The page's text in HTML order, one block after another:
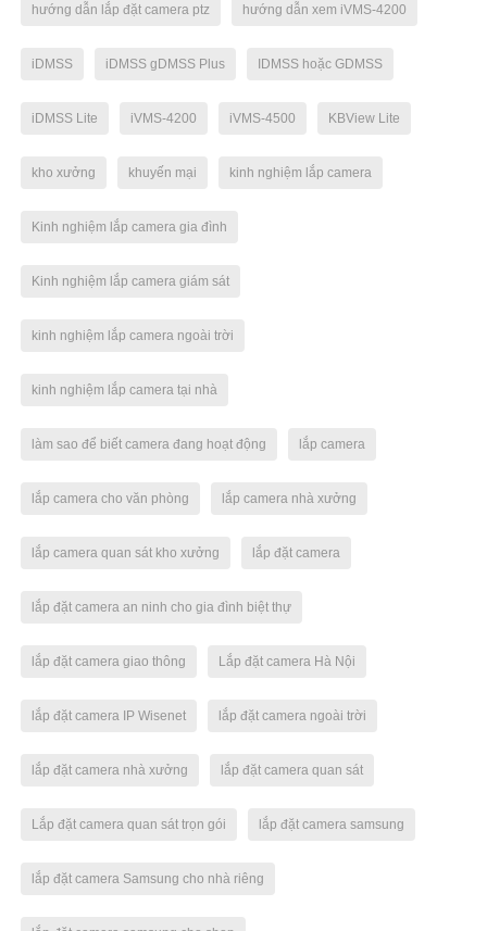
hướng dẫn lắp đặt camera ptz hướng dẫn xem iVMS-4200
iDMSS iDMSS gDMSS Plus IDMSS hoặc GDMSS
iDMSS Lite iVMS-4200 iVMS-4500 KBView Lite
kho xưởng khuyến mại kinh nghiệm lắp camera
Kinh nghiệm lắp camera gia đình
Kinh nghiệm lắp camera giám sát
kinh nghiệm lắp camera ngoài trời
kinh nghiệm lắp camera tại nhà
làm sao để biết camera đang hoạt động lắp camera
lắp camera cho văn phòng lắp camera nhà xưởng
lắp camera quan sát kho xưởng lắp đặt camera
lắp đặt camera an ninh cho gia đình biệt thự
lắp đặt camera giao thông Lắp đặt camera Hà Nội
lắp đặt camera IP Wisenet lắp đặt camera ngoài trời
lắp đặt camera nhà xưởng lắp đặt camera quan sát
Lắp đặt camera quan sát trọn gói lắp đặt camera samsung
lắp đặt camera Samsung cho nhà riêng